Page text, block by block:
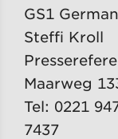
GS1
Steffi Kroll
Maarweg
Tel: 0221
7437